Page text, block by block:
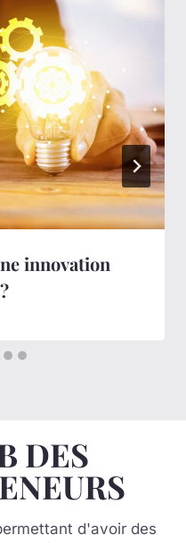
innovation
DES
d'avoir des